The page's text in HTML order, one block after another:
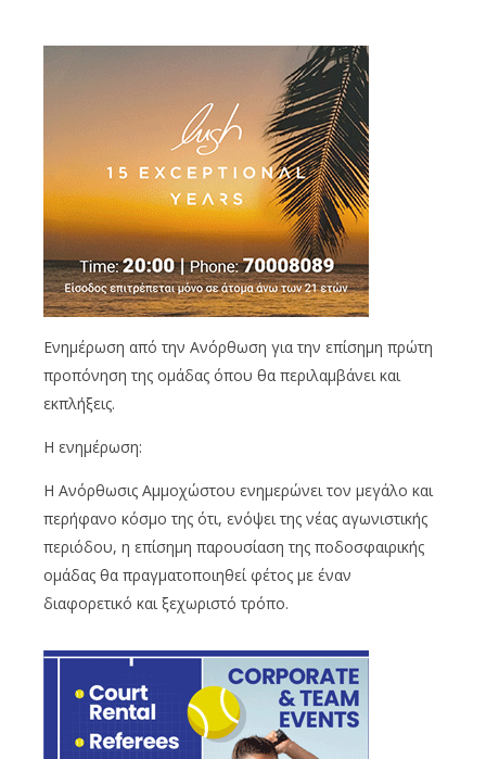
Ενημέρωση από την Ανόρθωση για την επίσημη πρώτη
προπόνηση της ομάδας όπου θα περιλαμβάνει και
εκπλήξεις.
Η ενημέρωση:
Η Ανόρθωσις Αμμοχώστου ενημερώνει τον μεγάλο και
περήφανο κόσμο της ότι, ενόψει της νέας αγωνιστικής
περιόδου, η επίσημη παρουσίαση της ποδοσφαιρικής
ομάδας θα πραγματοποιηθεί φέτος με έναν
διαφορετικό και ξεχωριστό τρόπο.